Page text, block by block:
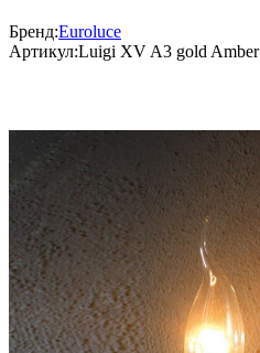
Бренд:Euroluce
Артикул:Luigi XV A3 gold Amber